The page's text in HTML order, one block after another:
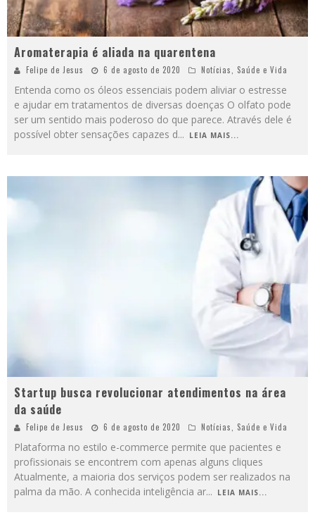
Aromaterapia é aliada na quarentena
Felipe de Jesus 6 de agosto de 2020 Notícias Saúde e Vida
Entenda como os óleos essenciais podem aliviar o estresse
e ajudar em tratamentos de diversas doenças O olfato pode
ser um sentido mais poderoso do que parece. Através dele é
possível obter sensações capazes d... LEIA MAIS...
Startup busca revolucionar atendimentos na área
da saúde
Felipe de Jesus 6 de agosto de 2020 Notícias Saúde e Vida
Plataforma no estilo e-commerce permite que pacientes e
profissionais se encontrem com apenas alguns cliques
Atualmente, a maioria dos serviços podem ser realizados na
palma da mão. A conhecida inteligência ar... LEIA MAIS...